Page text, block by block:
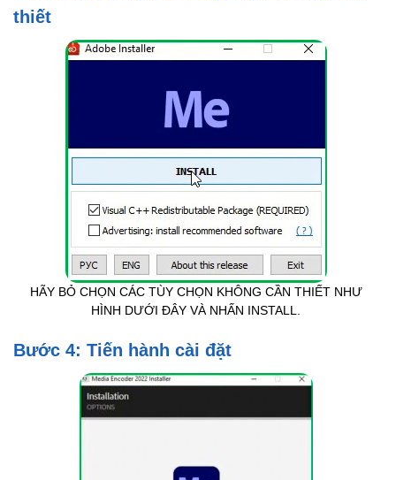
thiết
HÃY BỎ CHỌN CÁC TÙY CHỌN KHÔNG CẦN THIẾT NHƯ
HÌNH DƯỚI ĐÂY VÀ NHẤN INSTALL.
Bước 4: Tiến hành cài đặt